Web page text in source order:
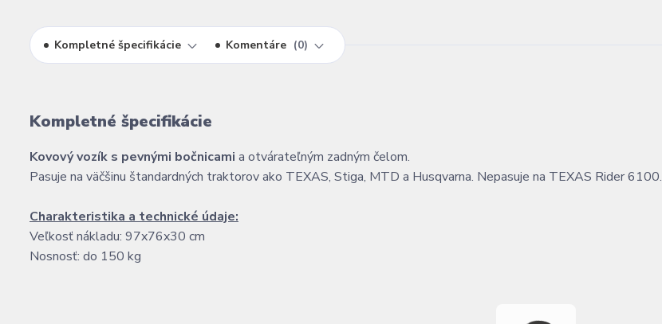
Kompletné špecifikácie Komentáre 0
Kompletné špecifikácie
Kovový vozík s pevnými bočnicami a otvárateľným zadným čelom.
Pasuje na väčšinu štandardných traktorov ako TEXAS, Stiga, MTD a Husqvarna. Nepasuje na TEXAS Rider 6100.
Charakteristika a technické údaje:
Veľkosť nákladu: 97x76x30 cm
Nosnosť: do 150 kg